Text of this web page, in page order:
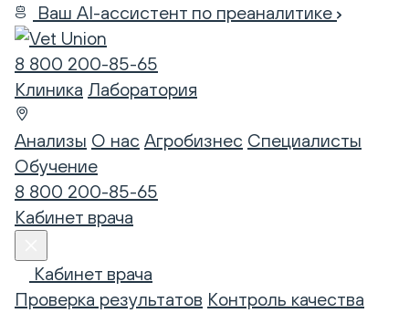
Ваш AI-ассистент по преаналитике
8 800 200-85-65
Клиника Лаборатория
Анализы О нас Агробизнес Специалисты
Обучение
8 800 200-85-65
Кабинет врача
Кабинет врача
Проверка результатов Контроль качества